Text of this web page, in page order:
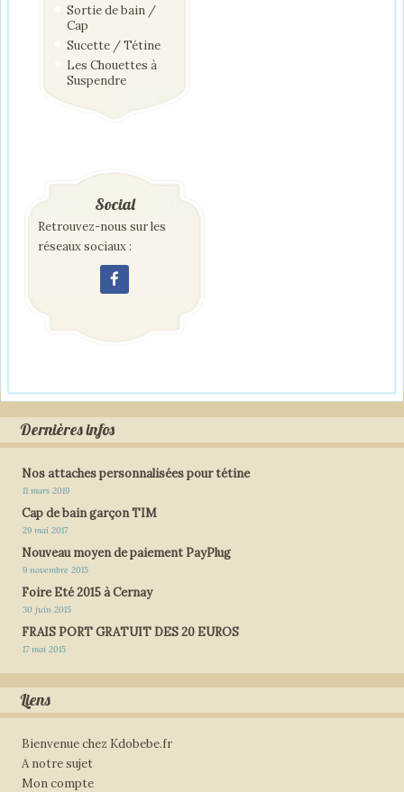
Sortie de bain /
Cap
Sucette / Tétine
Les Chouettes à
Suspendre
Social
Retrouvez-nous sur les
réseaux sociaux :
Dernières infos
Nos attaches personnalisées pour tétine
11 mars 2019
Cap de bain garçon TIM
29 mai 2017
Nouveau moyen de paiement PayPlug
9 novembre 2015
Foire Eté 2015 à Cernay
30 juin 2015
FRAIS PORT GRATUIT DES 20 EUROS
17 mai 2015
Liens
Bienvenue chez Kdobebe.fr
A notre sujet
Mon compte